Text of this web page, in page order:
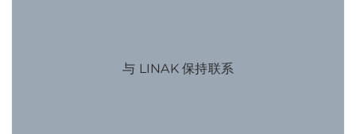
与 LINAK 保持联系